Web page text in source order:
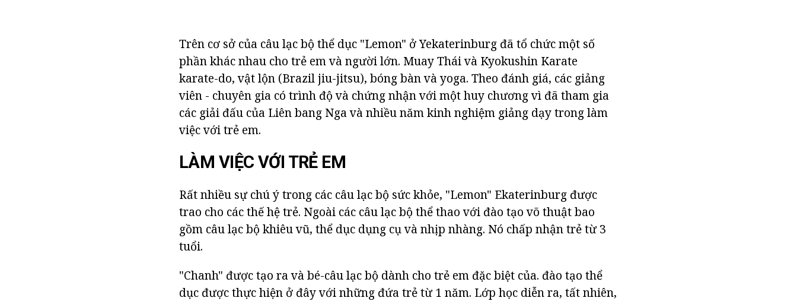
Trên cơ sở của câu lạc bộ thể dục "Lemon" ở Yekaterinburg đã tổ chức một số
phần khác nhau cho trẻ em và người lớn. Muay Thái và Kyokushin Karate
karate-do, vật lộn (Brazil jiu-jitsu), bóng bàn và yoga. Theo đánh giá, các giảng
viên - chuyên gia có trình độ và chứng nhận với một huy chương vì đã tham gia
các giải đấu của Liên bang Nga và nhiều năm kinh nghiệm giảng dạy trong làm
việc với trẻ em.
LÀM VIỆC VỚI TRẺ EM
Rất nhiều sự chú ý trong các câu lạc bộ sức khỏe, "Lemon" Ekaterinburg được
trao cho các thế hệ trẻ. Ngoài các câu lạc bộ thể thao với đào tạo võ thuật bao
gồm câu lạc bộ khiêu vũ, thể dục dụng cụ và nhịp nhàng. Nó chấp nhận trẻ từ 3
tuổi.
"Chanh" được tạo ra và bé-câu lạc bộ dành cho trẻ em đặc biệt của. đào tạo thể
dục được thực hiện ở đây với những đứa trẻ từ 1 năm. Lớp học diễn ra, tất nhiên,